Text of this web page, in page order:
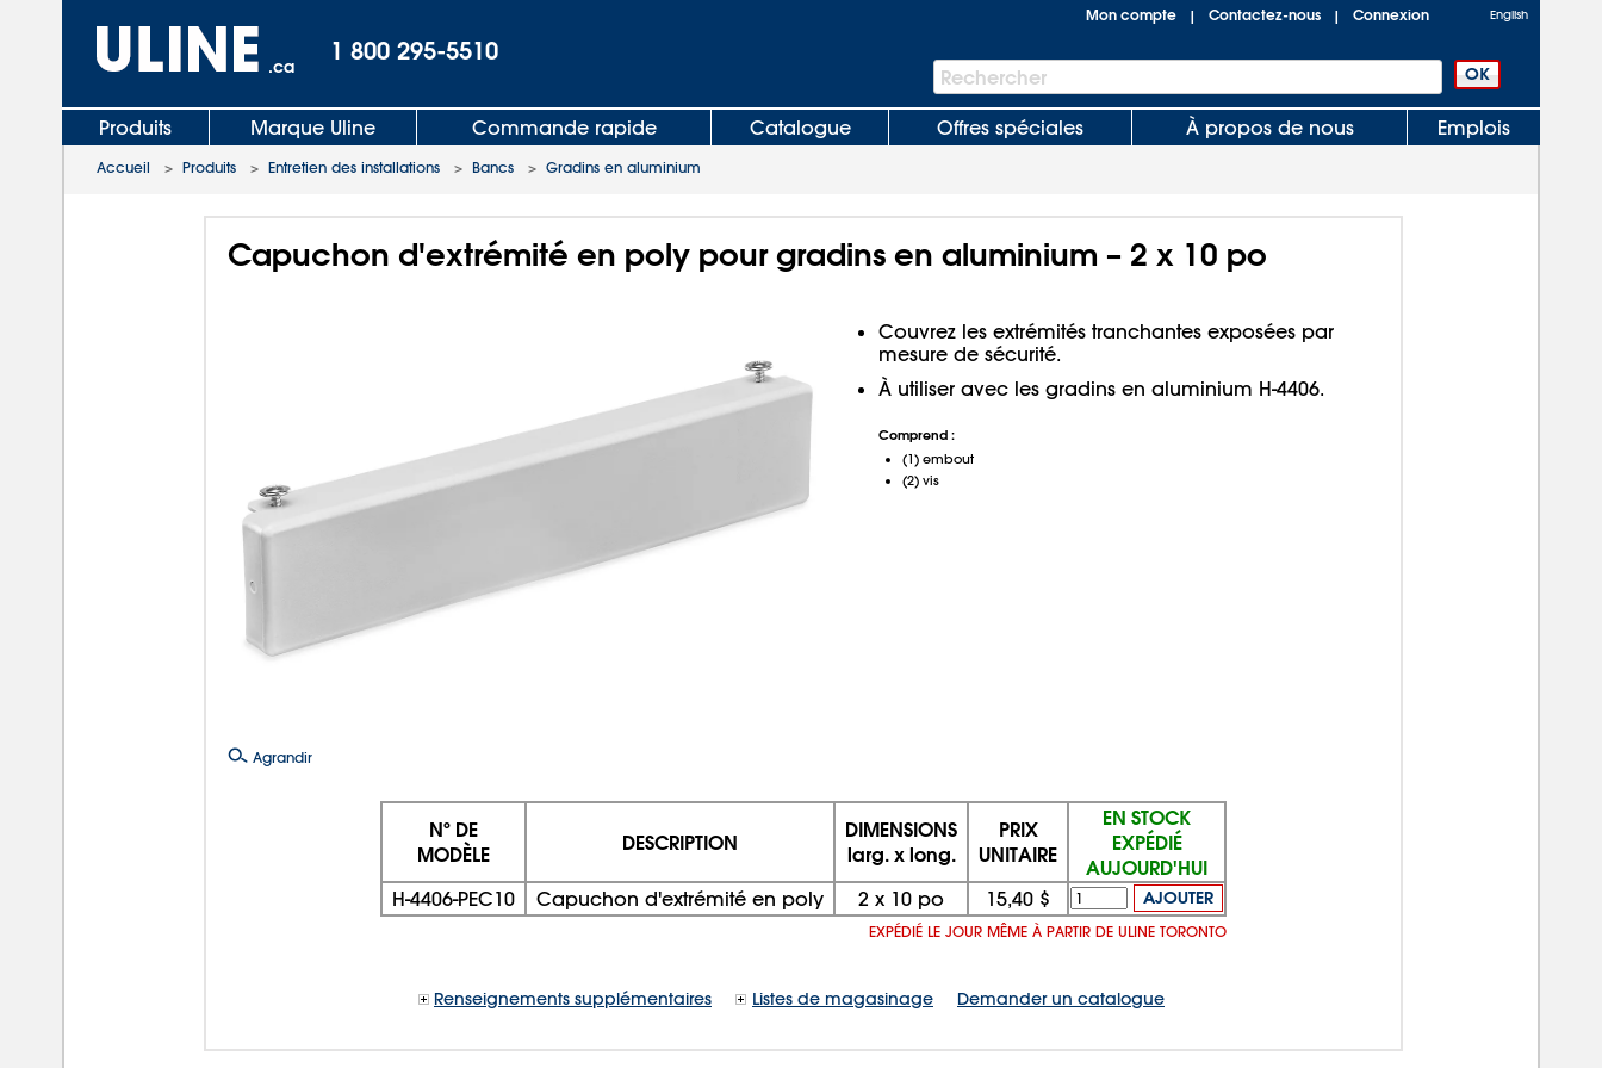
.ca
1 800 295-5510
Mon compte | Contactez-nous | Connexion English
Barre
de
recherche
Rechercher
Produits Marque Uline Commande rapide Catalogue Offres spéciales À propos de nous Emplois
Accueil > Produits > Entretien des installations > Bancs > Gradins en aluminium
Capuchon d'extrémité en poly pour gradins en aluminium – 2 x 10 po
Agrandir
Couvrez les extrémités tranchantes exposées par
mesure de sécurité.
À utiliser avec les gradins en aluminium H-4406.
Comprend :
(1) embout
(2) vis
Nº DE
MODÈLE
DESCRIPTION
DIMENSIONS
larg. x long.
PRIX
UNITAIRE
EN STOCK
EXPÉDIÉ
AUJOURD'HUI
H-4406-PEC10 Capuchon d'extrémité en poly 2 x 10 po 15,40 $ AJOUTER
EXPÉDIÉ LE JOUR MÊME À PARTIR DE ULINE TORONTO
Renseignements supplémentaires Listes de magasinage Demander un catalogue